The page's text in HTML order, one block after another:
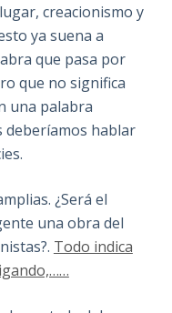
creacionismo y
ya suena a
que pasa por
que no significa
una palabra
deberíamos hablar
¿Será el
una obra del
Todo indica